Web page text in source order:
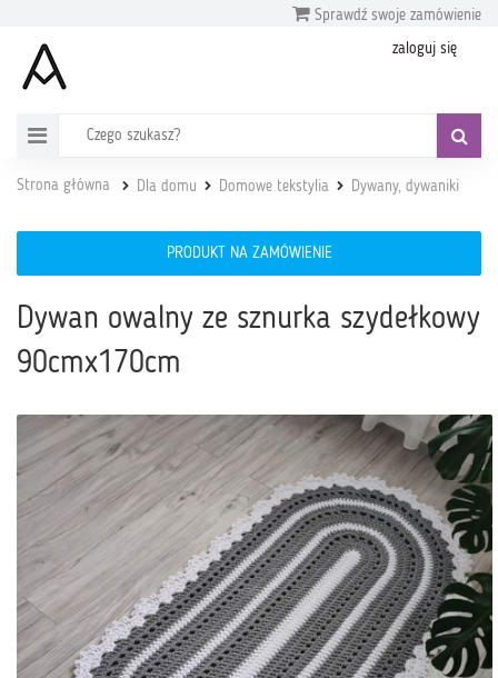
Sprawdź swoje zamówienie
zaloguj się
Strona główna Dla domu Domowe tekstylia Dywany, dywaniki
PRODUKT NA ZAMÓWIENIE
Dywan owalny ze sznurka szydełkowy
90cmx170cm